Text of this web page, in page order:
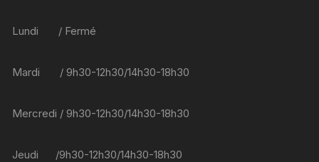
Lundi / Fermé
Mardi / 9h30-12h30/14h30-18h30
Mercredi / 9h30-12h30/14h30-18h30
Jeudi /9h30-12h30/14h30-18h30